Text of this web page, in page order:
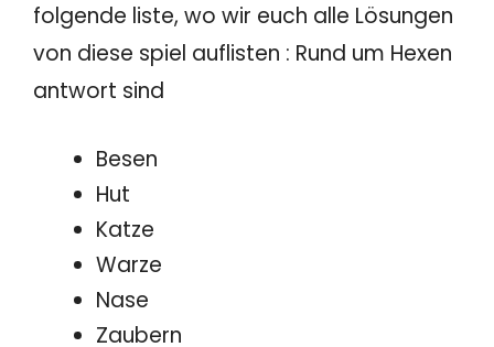
folgende liste, wo wir euch alle Lösungen
von diese spiel auflisten : Rund um Hexen
antwort sind
Besen
Hut
Katze
Warze
Nase
Zaubern